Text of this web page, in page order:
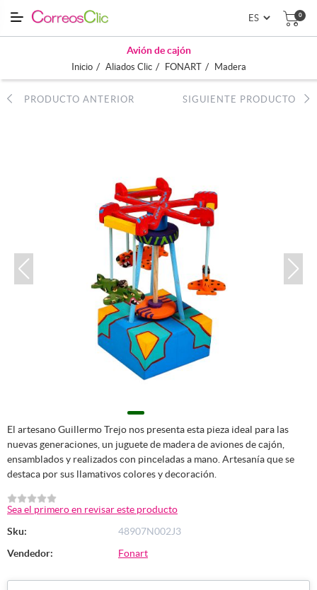
0
Avión de cajón
Inicio / Aliados Clic / FONART / Madera
PRODUCTO ANTERIOR SIGUIENTE PRODUCTO
El artesano Guillermo Trejo nos presenta esta pieza ideal para las
nuevas generaciones, un juguete de madera de aviones de cajón,
ensamblados y realizados con pinceladas a mano. Artesanía que se
destaca por sus llamativos colores y decoración.
Sea el primero en revisar este producto
Sku:
48907N002J3
Vendedor:
Fonart